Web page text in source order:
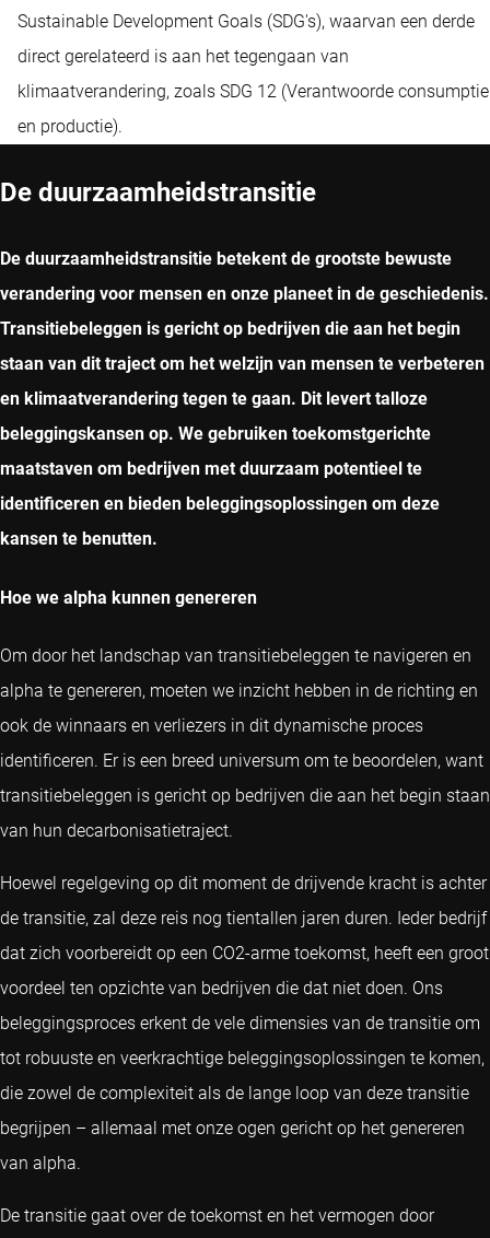
Sustainable Development Goals (SDG's), waarvan een derde
direct gerelateerd is aan het tegengaan van
klimaatverandering, zoals SDG 12 (Verantwoorde consumptie
en productie).
De duurzaamheidstransitie
De duurzaamheidstransitie betekent de grootste bewuste
verandering voor mensen en onze planeet in de geschiedenis.
Transitiebeleggen is gericht op bedrijven die aan het begin
staan van dit traject om het welzijn van mensen te verbeteren
en klimaatverandering tegen te gaan. Dit levert talloze
beleggingskansen op. We gebruiken toekomstgerichte
maatstaven om bedrijven met duurzaam potentieel te
identificeren en bieden beleggingsoplossingen om deze
kansen te benutten.
Hoe we alpha kunnen genereren
Om door het landschap van transitiebeleggen te navigeren en
alpha te genereren, moeten we inzicht hebben in de richting en
ook de winnaars en verliezers in dit dynamische proces
identificeren. Er is een breed universum om te beoordelen, want
transitiebeleggen is gericht op bedrijven die aan het begin staan
van hun decarbonisatietraject.
Hoewel regelgeving op dit moment de drijvende kracht is achter
de transitie, zal deze reis nog tientallen jaren duren. Ieder bedrijf
dat zich voorbereidt op een CO2-arme toekomst, heeft een groot
voordeel ten opzichte van bedrijven die dat niet doen. Ons
beleggingsproces erkent de vele dimensies van de transitie om
tot robuuste en veerkrachtige beleggingsoplossingen te komen,
die zowel de complexiteit als de lange loop van deze transitie
begrijpen – allemaal met onze ogen gericht op het genereren
van alpha.
De transitie gaat over de toekomst en het vermogen door